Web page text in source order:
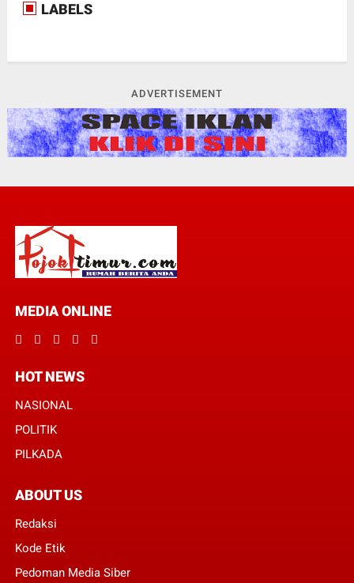
LABELS
ADVERTISEMENT
MEDIA ONLINE
HOT NEWS
NASIONAL
POLITIK
PILKADA
ABOUT US
Redaksi
Kode Etik
Pedoman Media Siber